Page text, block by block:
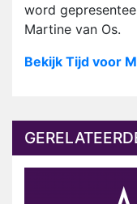
word
Martine van Os.
Bekijk Tijd voor